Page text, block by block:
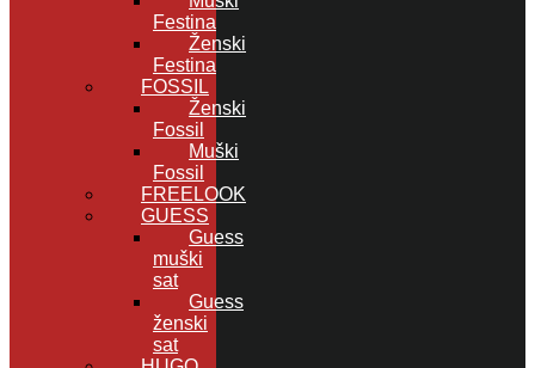
Festina
Ženski
Festina
FOSSIL
Ženski
Fossil
Muški
Fossil
FREELOOK
GUESS
Guess
muški
sat
Guess
ženski
sat